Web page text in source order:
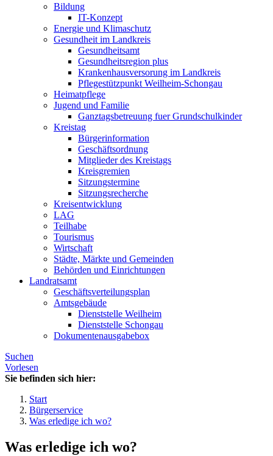
Bildung
IT-Konzept
Energie und Klimaschutz
Gesundheit im Landkreis
Gesundheitsamt
Gesundheitsregion plus
Krankenhausversorung im Landkreis
Pflegestützpunkt Weilheim-Schongau
Heimatpflege
Jugend und Familie
Ganztagsbetreuung fuer Grundschulkinder
Kreistag
Bürgerinformation
Geschäftsordnung
Mitglieder des Kreistags
Kreisgremien
Sitzungstermine
Sitzungsrecherche
Kreisentwicklung
LAG
Teilhabe
Tourismus
Wirtschaft
Städte, Märkte und Gemeinden
Behörden und Einrichtungen
Landratsamt
Geschäftsverteilungsplan
Amtsgebäude
Dienststelle Weilheim
Dienststelle Schongau
Dokumentenausgabebox
Suchen
Vorlesen
Sie befinden sich hier:
Start
Bürgerservice
Was erledige ich wo?
Was erledige ich wo?